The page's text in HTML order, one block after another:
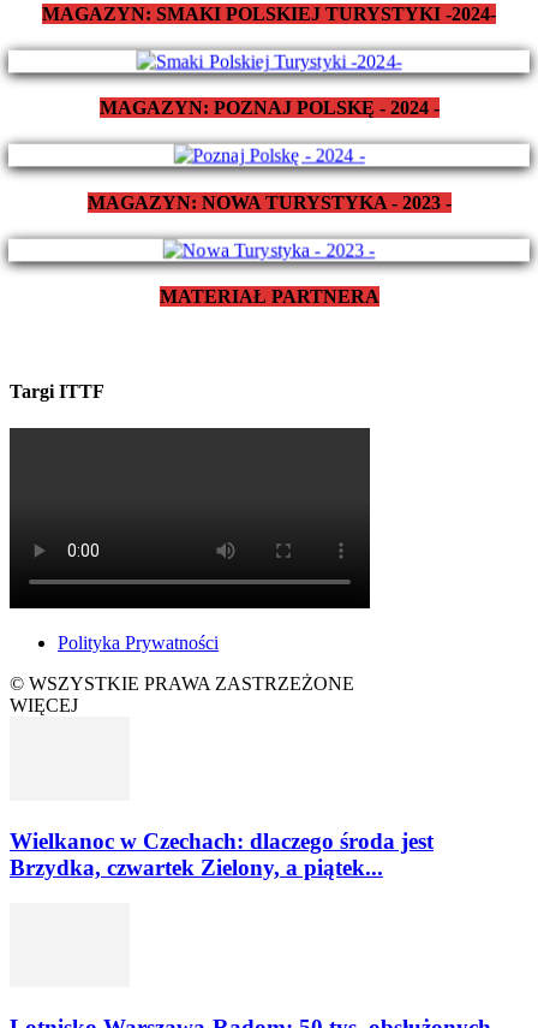
MAGAZYN: SMAKI POLSKIEJ TURYSTYKI -2024-
MAGAZYN: POZNAJ POLSKĘ - 2024 -
MAGAZYN: NOWA TURYSTYKA - 2023 -
MATERIAŁ PARTNERA
Targi ITTF
Polityka Prywatności
© WSZYSTKIE PRAWA ZASTRZEŻONE
WIĘCEJ
Wielkanoc w Czechach: dlaczego środa jest
Brzydka, czwartek Zielony, a piątek...